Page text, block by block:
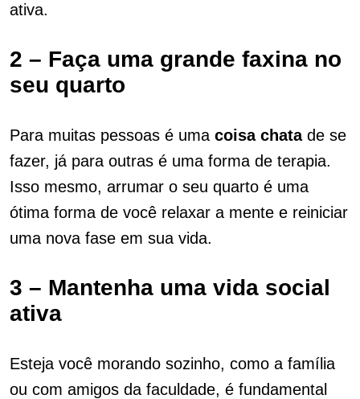
ativa.
2 – Faça uma grande faxina no
seu quarto
Para muitas pessoas é uma coisa chatade se
fazer, já para outras é uma forma de terapia.
Isso mesmo, arrumar o seu quarto é uma
ótima forma de você relaxar a mente e reiniciar
uma nova fase em sua vida.
3 – Mantenha uma vida social
ativa
Esteja você morando sozinho, como a família
ou com amigos da faculdade, é fundamental